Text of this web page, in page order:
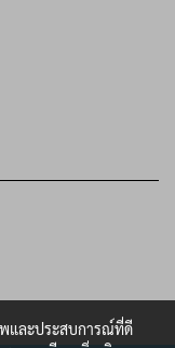
พและประสบการณ์ที่ดี